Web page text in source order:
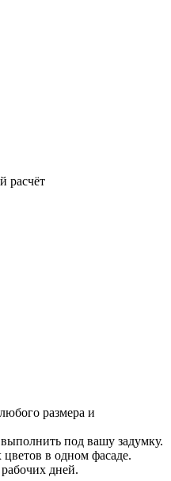
расчёт
размера и
под вашу задумку.
в одном фасаде.
дней.